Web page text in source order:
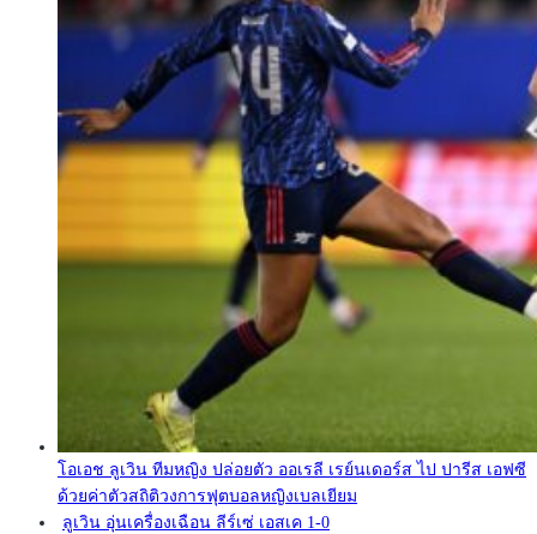
โอเอช ลูเวิน ทีมหญิง ปล่อยตัว ออเรลี เรย์นเดอร์ส ไป ปารีส เอฟซี
ด้วยค่าตัวสถิติวงการฟุตบอลหญิงเบลเยียม
ลูเวิน อุ่นเครื่องเฉือน ลีร์เซ่ เอสเค 1-0